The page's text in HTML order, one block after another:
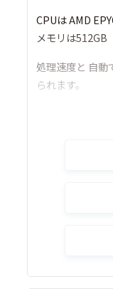
CPUは AMD
メモリは512GB
処理速度と 自動
られます。